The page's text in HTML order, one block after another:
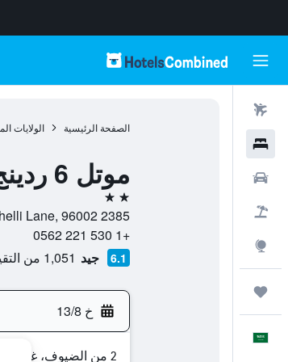
الصفحة الرئيسية الولايات
موتل 6 ردينج، كاليفورنيا - ساوث
2 نجمتين
2385 Bechelli Lane, 96002, ردينغ, كاليفورنيا, الولايات المتحدة الأميريكية
+1 530 221 0562
6.1 جيد 1,051 من التقييمات تم التحقق منها
خ 13/8
2 من الضيوف، غرفة واحدة